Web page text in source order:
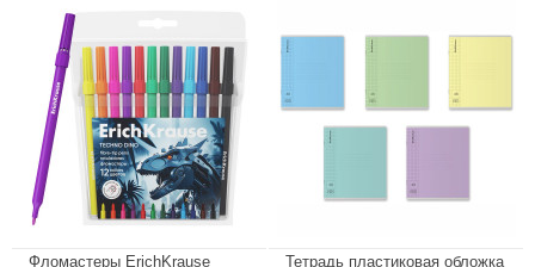
Фломастеры ErichKrause
Тетрадь пластиковая обложка